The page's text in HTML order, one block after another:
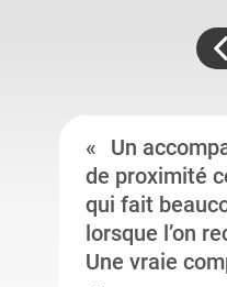
Un
de proximité
qui fait
lorsque l’on
Une vraie